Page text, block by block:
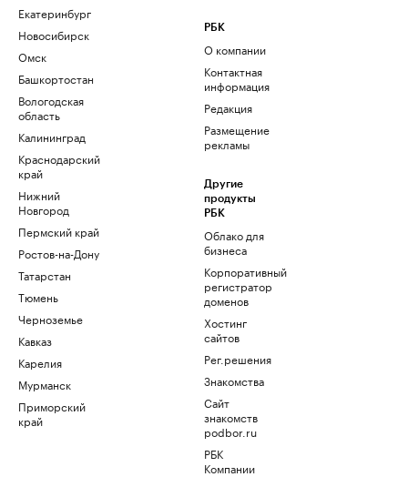
Екатеринбург
Новосибирск
Омск
Башкортостан
Вологодская
область
Калининград
Краснодарский
край
Нижний
Новгород
Пермский край
Ростов-на-Дону
Татарстан
Тюмень
Черноземье
Кавказ
Карелия
Мурманск
Приморский
край
РБК
О компании
Контактная
информация
Редакция
Размещение
рекламы
Другие
продукты
РБК
Облако для
бизнеса
Корпоративный
регистратор
доменов
Хостинг
сайтов
Рег.решения
Знакомства
Сайт
знакомств
podbor.ru
РБК
Компании